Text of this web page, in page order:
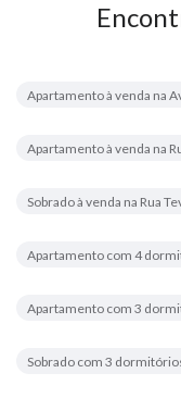
Apartamento à venda na
Apartamento à venda na
Sobrado à venda na Rua
Apartamento com 4
Apartamento com 3
Sobrado com 3